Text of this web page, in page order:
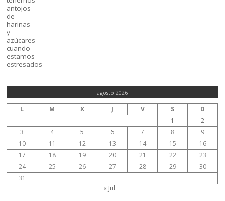
agosto 2026
L M X J V S
D
1
2
3
4 5 6 7 8
9
10
11 12 13 14 15
16
17
18 19 20 21 22
23
24
25 26 27 28 29
30
31
« Jul